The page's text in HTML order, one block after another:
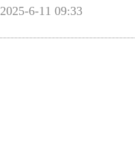
2025-6-11 09:33